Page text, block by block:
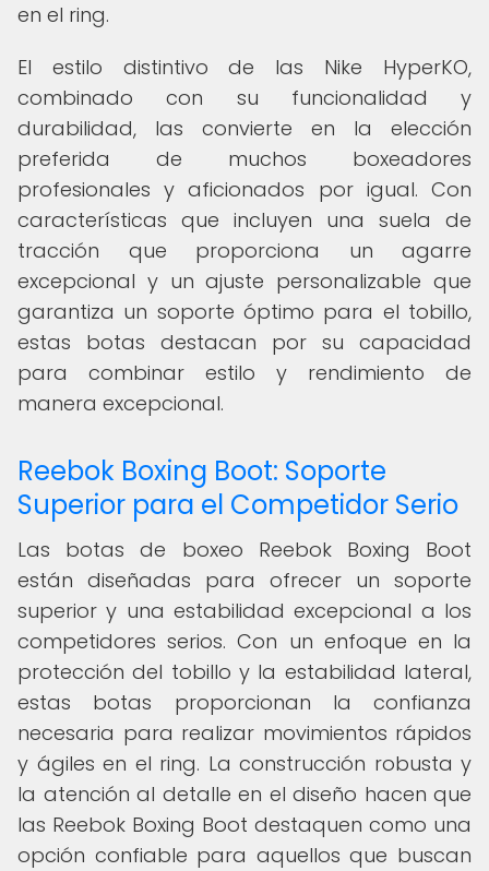
en el ring.
El estilo distintivo de las Nike HyperKO,
combinado con su funcionalidad y
durabilidad, las convierte en la elección
preferida de muchos boxeadores
profesionales y aficionados por igual. Con
características que incluyen una suela de
tracción que proporciona un agarre
excepcional y un ajuste personalizable que
garantiza un soporte óptimo para el tobillo,
estas botas destacan por su capacidad
para combinar estilo y rendimiento de
manera excepcional.
Reebok Boxing Boot: Soporte
Superior para el Competidor Serio
Las botas de boxeo Reebok Boxing Boot
están diseñadas para ofrecer un soporte
superior y una estabilidad excepcional a los
competidores serios. Con un enfoque en la
protección del tobillo y la estabilidad lateral,
estas botas proporcionan la confianza
necesaria para realizar movimientos rápidos
y ágiles en el ring. La construcción robusta y
la atención al detalle en el diseño hacen que
las Reebok Boxing Boot destaquen como una
opción confiable para aquellos que buscan